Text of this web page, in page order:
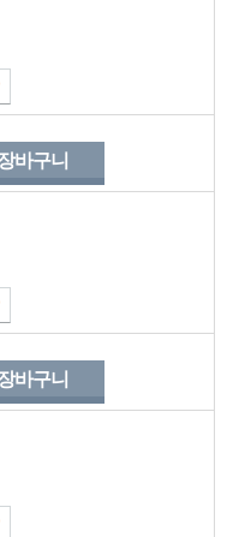
바구니
바구니